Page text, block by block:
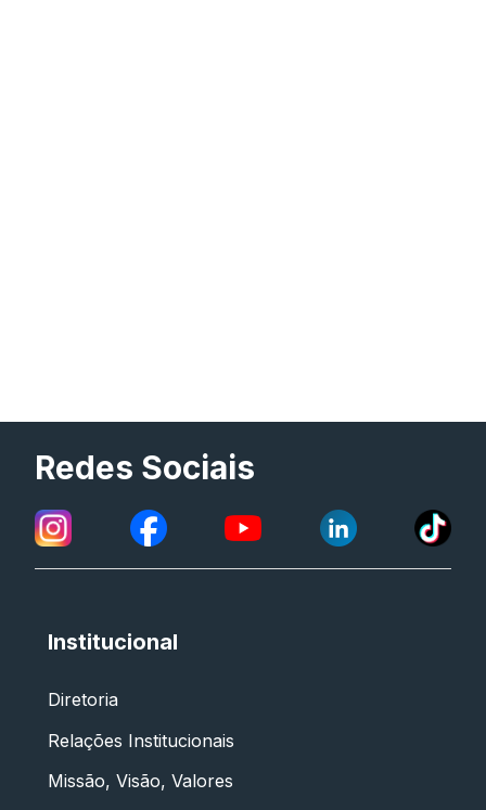
Redes Sociais
Institucional
Diretoria
Relações Institucionais
Missão, Visão, Valores